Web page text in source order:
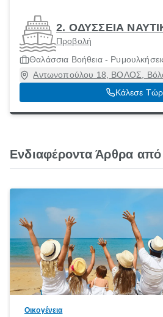
2. ΟΔΥΣΣΕΙΑ
Προβολή
Θαλάσσια Βοήθεια -
Αντωνοπούλου 18, ΒΟΛΟΣ,
38221
Κάλεσε
Ενδιαφέροντα Άρθρα
Οικογένεια